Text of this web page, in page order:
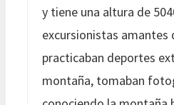
y tiene una altura de
excursionistas amantes
practicaban deportes
montaña, tomaban